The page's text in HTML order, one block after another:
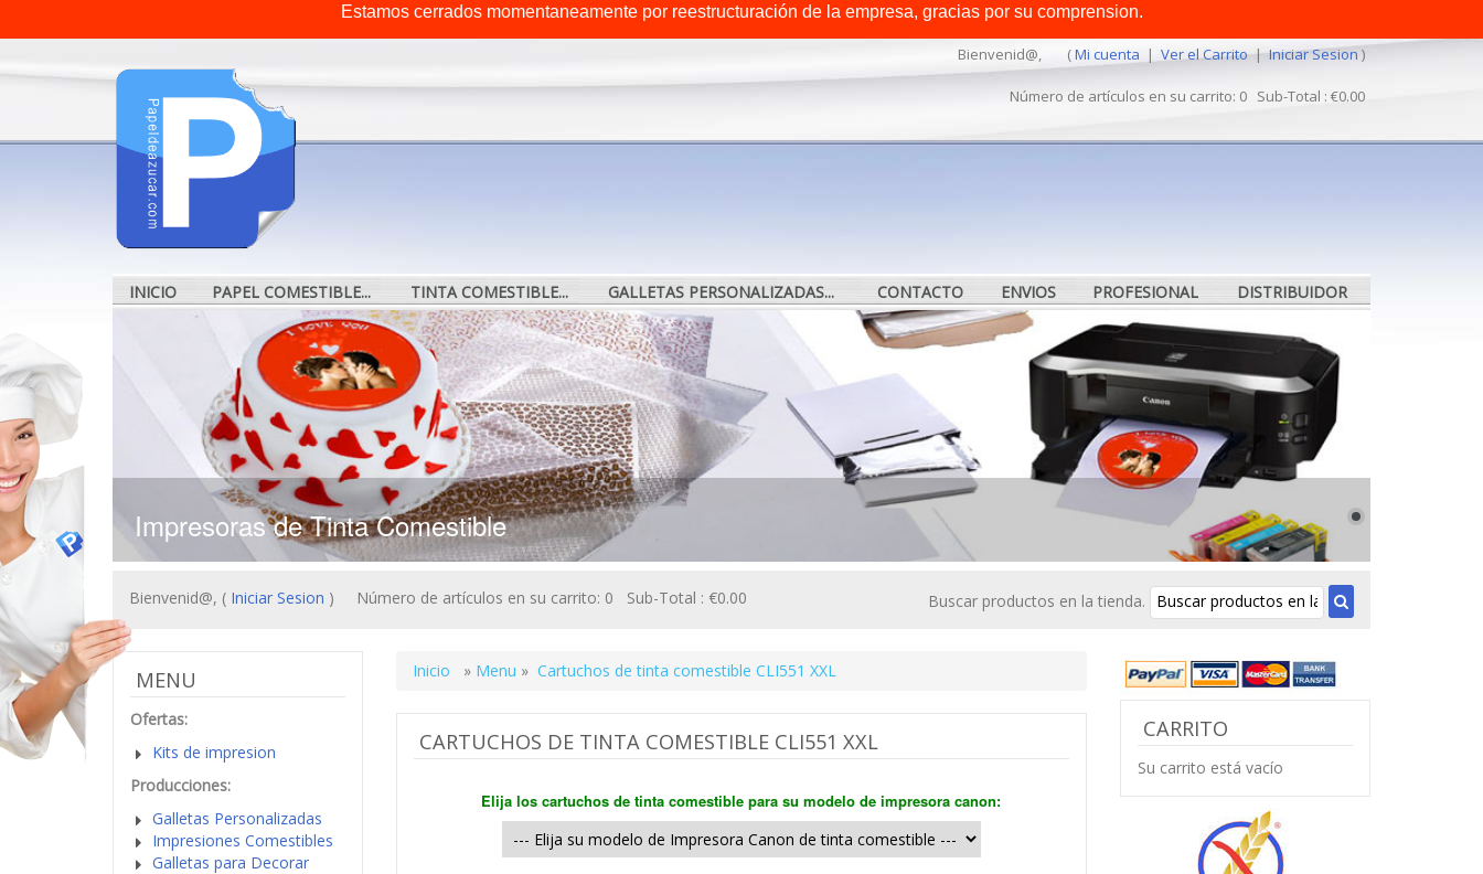
Bienvenid@, (Mi cuenta |Ver el Carrito|Iniciar Sesion )
Número de artículos en su carrito: 0 Sub-Total : €0.00
INICIO PAPEL COMESTIBLE... TINTA COMESTIBLE... GALLETAS PERSONALIZADAS... CONTACTO ENVIOS PROFESIONAL DISTRIBUIDOR
Impresoras de Tinta Comestible
Bienvenid@, ( Iniciar Sesion ) Número de artículos en su carrito: 0 Sub-Total : €0.00 Buscar productos en la tienda.
Inicio » Menu »Cartuchos de tinta comestible CLI551 XXL
CARTUCHOS DE TINTA COMESTIBLE CLI551 XXL
Elija los cartuchos de tinta comestible para su modelo de impresora canon:
MENU
Ofertas:
Kits de impresion
Producciones:
Galletas Personalizadas
Impresiones Comestibles
Galletas para Decorar
CARRITO
Su carrito está vacío
Estamos cerrados momentaneamente por reestructuración de la empresa, gracias por su comprension.